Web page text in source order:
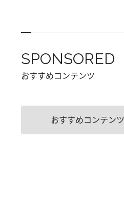
SPONSORED
おすすめコンテンツ
おすすめコンテン